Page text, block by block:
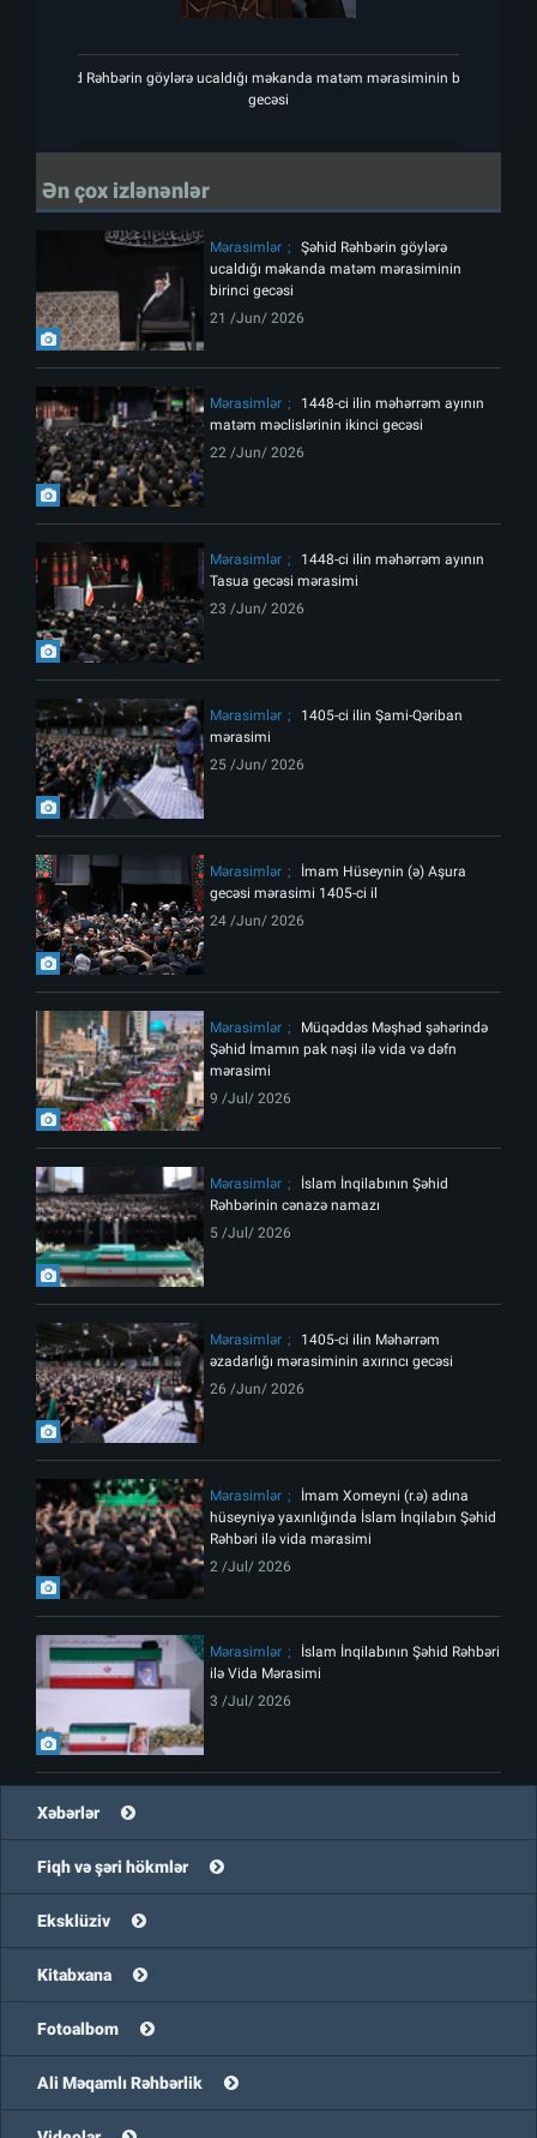
Şəhid Rəhbərin göylərə ucaldığı məkanda matəm mərasiminin birinci
gecəsi
Ən çox izlənənlər
Mərasimlər
Şəhid Rəhbərin göylərə
ucaldığı məkanda matəm mərasiminin
birinci gecəsi
21 /Jun/ 2026
Mərasimlər
1448-ci ilin məhərrəm ayının
matəm məclislərinin ikinci gecəsi
22 /Jun/ 2026
Mərasimlər
1448-ci ilin məhərrəm ayının
Tasua gecəsi mərasimi
23 /Jun/ 2026
Mərasimlər
1405-ci ilin Şami-Qəriban
mərasimi
25 /Jun/ 2026
Mərasimlər
İmam Hüseynin (ə) Aşura
gecəsi mərasimi 1405-ci il
24 /Jun/ 2026
Mərasimlər
Müqəddəs Məşhəd şəhərində
Şəhid İmamın pak nəşi ilə vida və dəfn
mərasimi
9 /Jul/ 2026
Mərasimlər
İslam İnqilabının Şəhid
Rəhbərinin cənazə namazı
5 /Jul/ 2026
Mərasimlər
1405-ci ilin Məhərrəm
əzadarlığı mərasiminin axırıncı gecəsi
26 /Jun/ 2026
Mərasimlər
İmam Xomeyni (r.ə) adına
hüseyniyə yaxınlığında İslam İnqilabın Şəhid
Rəhbəri ilə vida mərasimi
2 /Jul/ 2026
Mərasimlər
İslam İnqilabının Şəhid Rəhbəri
ilə Vida Mərasimi
3 /Jul/ 2026
Xəbərlər
Fiqh və şəri hökmlər
Eksklüziv
Kitabxana
Fotoalbom
Ali Məqamlı Rəhbərlik